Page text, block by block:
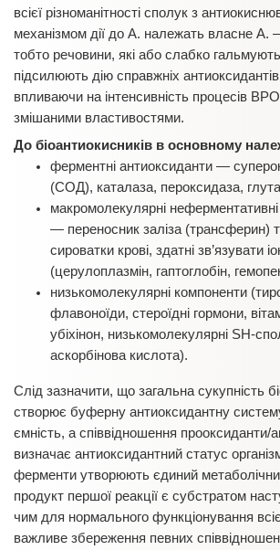
всієї різноманітності сполук з
механізмом дії до А. належать власне А.
тобто речовини, які або слабко
підсилюють дію справжніх
впливаючи на інтенсивність процесів
змішаними властивостями.
До біоантиокисників в основному
ферментні антиоксиданти —
(СОД), каталаза, пероксидаза,
макромолекулярні
— переносник заліза (трансферин)
сироватки крові, здатні зв’язувати
(церулоплазмін, гаптоглобін,
низькомолекулярні компоненти
флавоноїди, стероїдні гормони,
убіхінон, низькомолекулярні SH-
аскорбінова кислота).
Слід зазначити, що загальна сукупність
створює буферну антиоксидантну
ємність, а співвідношення прооксиданти/
визначає антиоксидантний статус
ферменти утворюють єдиний
продукт першої реакції є субстратом
чим для нормального функціонування
важливе збереження певних